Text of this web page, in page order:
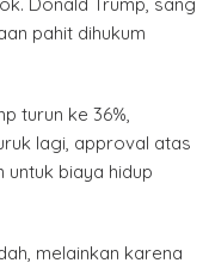
pahit dihukum
turun ke 36%,
lagi, approval atas
biaya hidup
melainkan karena